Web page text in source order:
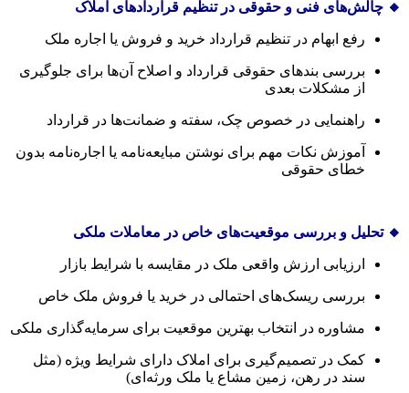
🔸 چالش‌های فنی و حقوقی در تنظیم قراردادهای املاک
رفع ابهام در تنظیم قرارداد خرید و فروش یا اجاره ملک
بررسی بندهای حقوقی قرارداد و اصلاح آن‌ها برای جلوگیری
از مشکلات بعدی
راهنمایی در خصوص چک، سفته و ضمانت‌ها در قرارداد
آموزش نکات مهم برای نوشتن مبایعه‌نامه یا اجاره‌نامه بدون
خطای حقوقی
🔸 تحلیل و بررسی موقعیت‌های خاص در معاملات ملکی
ارزیابی ارزش واقعی ملک در مقایسه با شرایط بازار
بررسی ریسک‌های احتمالی در خرید یا فروش ملک خاص
مشاوره در انتخاب بهترین موقعیت برای سرمایه‌گذاری ملکی
کمک در تصمیم‌گیری برای املاک دارای شرایط ویژه (مثل
سند در رهن، زمین مشاع یا ملک ورثه‌ای)